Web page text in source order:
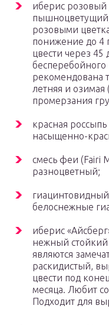
иберис
розовыми
понижение до 4
цвести через
бесперебойного
рекомендована
летняя и озимая
промерзания
красная
насыщенно-
смесь феи (Fairi
разноцветный;
белоснежные
иберис
нежный стойкий
являются
раскидистый,
цвести под
месяца. Любит
Подходит для